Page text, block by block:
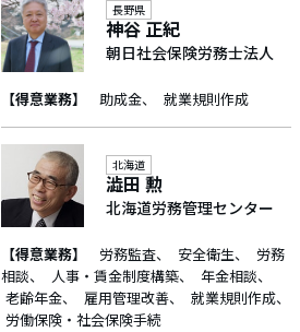
神谷 正紀
長野県
朝日社会保険労務士法人
【得意業務】 助成金 就業規則作成
澁田 勲
北海道
北海道労務管理センター
【得意業務】 労務監査 安全衛生
労務
相談
人事・賃金制度構築
年金相談
老齢年金
雇用管理改善
就業規則作成
労働保険・社会保険手続